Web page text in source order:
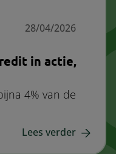
28/04/2026
in actie,
4% van de
Lees verder